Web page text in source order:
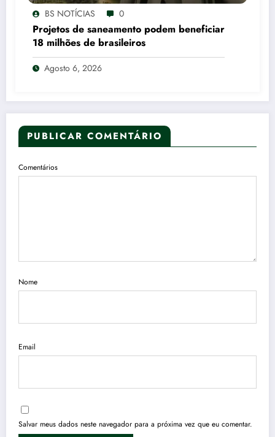
BS NOTÍCIAS 0
Projetos de saneamento podem beneficiar
18 milhões de brasileiros
Agosto 6, 2026
PUBLICAR COMENTÁRIO
Comentários
Nome
Email
Salvar meus dados neste navegador para a próxima vez que eu comentar.